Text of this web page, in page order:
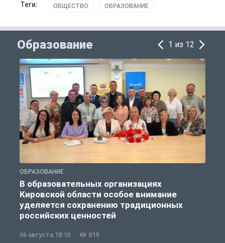
Теги: ОБЩЕСТВО ОБРАЗОВАНИЕ
Образование 1 из 12
ОБРАЗОВАНИЕ
В образовательных организациях
Кировской области особое внимание
уделяется сохранению традиционных
российских ценностей
06 августа 18:10 819